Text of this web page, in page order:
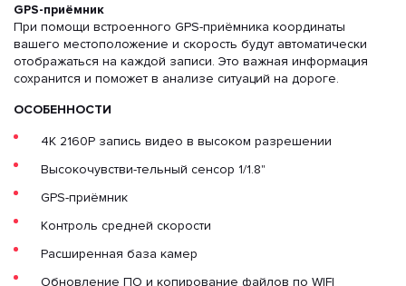
GPS-приёмник
При помощи встроенного GPS-приёмника координаты
вашего местоположение и скорость будут автоматически
отображаться на каждой записи. Это важная информация
сохранится и поможет в анализе ситуаций на дороге.
ОСОБЕННОСТИ
4K 2160P запись видео в высоком разрешении
Высокочувстви-тельный сенсор 1/1.8"
GPS-приёмник
Контроль средней скорости
Расширенная база камер
Обновление ПО и копирование файлов по WIFI